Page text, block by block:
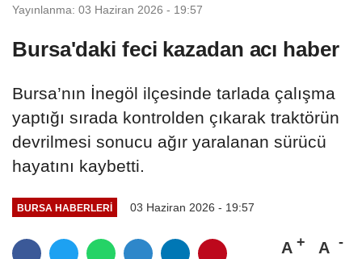
Yayınlanma: 03 Haziran 2026 - 19:57
Bursa'daki feci kazadan acı haber
Bursa’nın İnegöl ilçesinde tarlada çalışma
yaptığı sırada kontrolden çıkarak traktörün
devrilmesi sonucu ağır yaralanan sürücü
hayatını kaybetti.
BURSA HABERLERI 03 Haziran 2026 - 19:57
A A